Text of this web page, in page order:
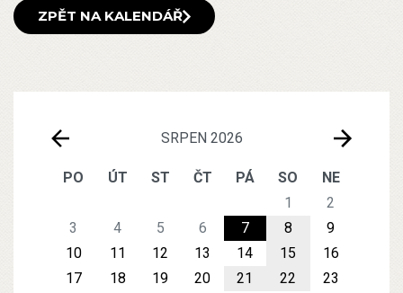
SRPEN 2026
PO ÚT ST ČT PÁ SO
NE
1
2
3
4 5 6 7 8
9
10
11 12 13 14 15
16
17
18 19 20 21 22
23
ZPĚT NA KALENDÁŘ